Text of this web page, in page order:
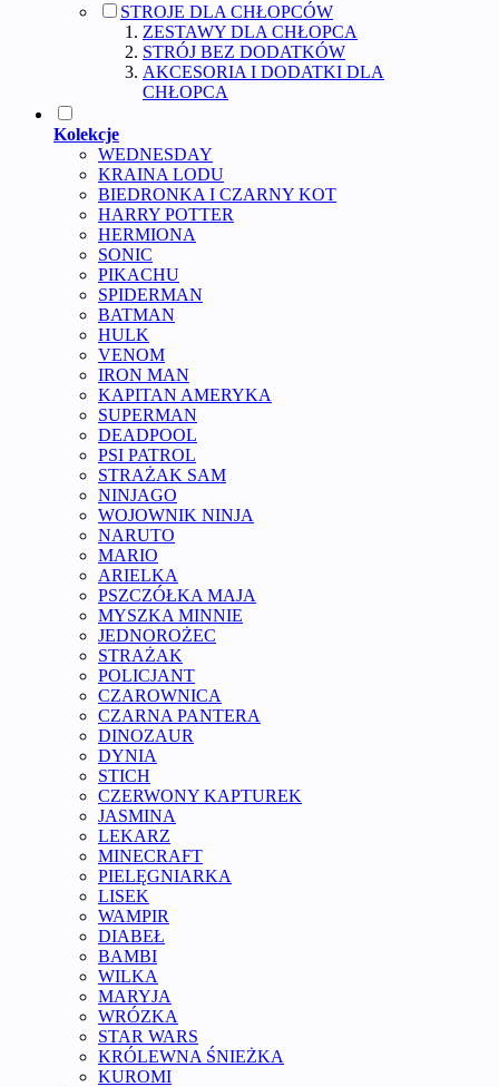
STROJE DLA CHŁOPCÓW
ZESTAWY DLA CHŁOPCA
STRÓJ BEZ DODATKÓW
AKCESORIA I DODATKI DLA
CHŁOPCA
Kolekcje
WEDNESDAY
KRAINA LODU
BIEDRONKA I CZARNY KOT
HARRY POTTER
HERMIONA
SONIC
PIKACHU
SPIDERMAN
BATMAN
HULK
VENOM
IRON MAN
KAPITAN AMERYKA
SUPERMAN
DEADPOOL
PSI PATROL
STRAŻAK SAM
NINJAGO
WOJOWNIK NINJA
NARUTO
MARIO
ARIELKA
PSZCZÓŁKA MAJA
MYSZKA MINNIE
JEDNOROŻEC
STRAŻAK
POLICJANT
CZAROWNICA
CZARNA PANTERA
DINOZAUR
DYNIA
STICH
CZERWONY KAPTUREK
JASMINA
LEKARZ
MINECRAFT
PIELĘGNIARKA
LISEK
WAMPIR
DIABEŁ
BAMBI
WILKA
MARYJA
WRÓZKA
STAR WARS
KRÓLEWNA ŚNIEŻKA
KUROMI